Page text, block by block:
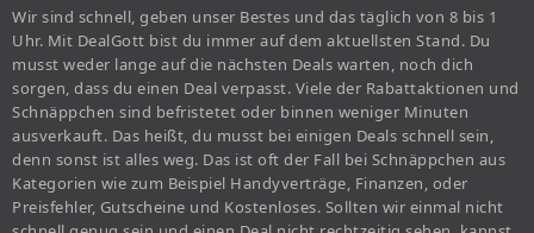
Wir sind schnell, geben unser Bestes und das täglich von 8 bis 1
Uhr. Mit DealGott bist du immer auf dem aktuellsten Stand. Du
musst weder lange auf die nächsten Deals warten, noch dich
sorgen, dass du einen Deal verpasst. Viele der Rabattaktionen und
Schnäppchen sind befristetet oder binnen weniger Minuten
ausverkauft. Das heißt, du musst bei einigen Deals schnell sein,
denn sonst ist alles weg. Das ist oft der Fall bei Schnäppchen aus
Kategorien wie zum Beispiel Handyverträge, Finanzen, oder
Preisfehler, Gutscheine und Kostenloses. Sollten wir einmal nicht